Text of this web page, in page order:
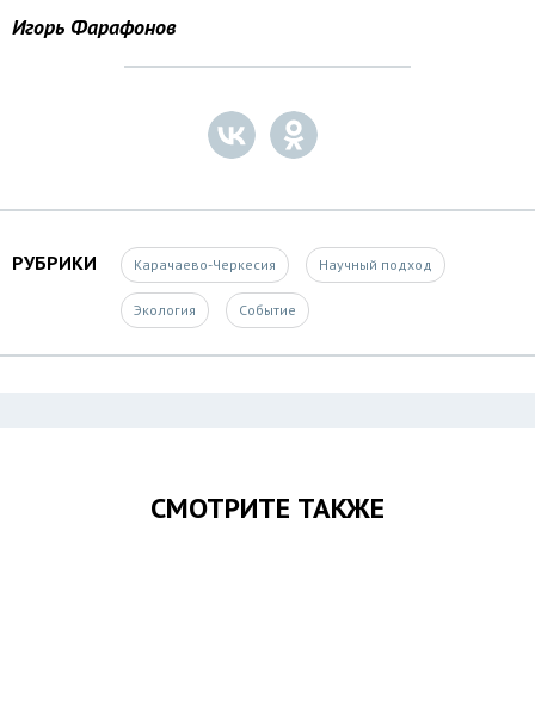
Игорь Фарафонов
РУБРИКИ Карачаево-Черкесия Научный подход
Экология Событие
СМОТРИТЕ ТАКЖЕ